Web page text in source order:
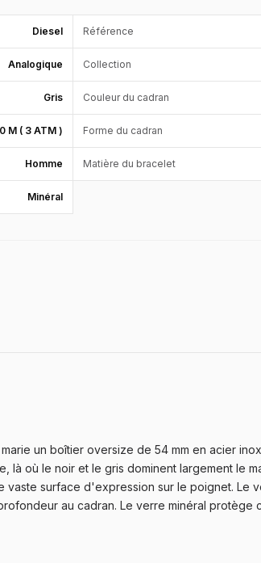
Diesel Référence
Analogique Collection
Gris Couleur du cadran
M ( 3 ATM ) Forme du cadran
Homme Matière du bracelet
Minéral
un boîtier oversize de 54 mm en acier
là où le noir et le gris dominent largement le
surface d'expression sur le poignet.
au cadran. Le verre minéral